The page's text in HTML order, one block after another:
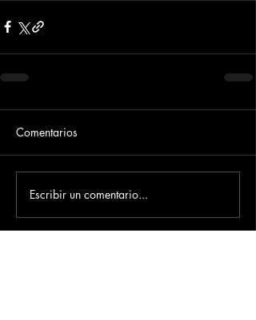
Comentarios
Escribir un comentario...